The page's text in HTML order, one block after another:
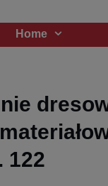
Home
122